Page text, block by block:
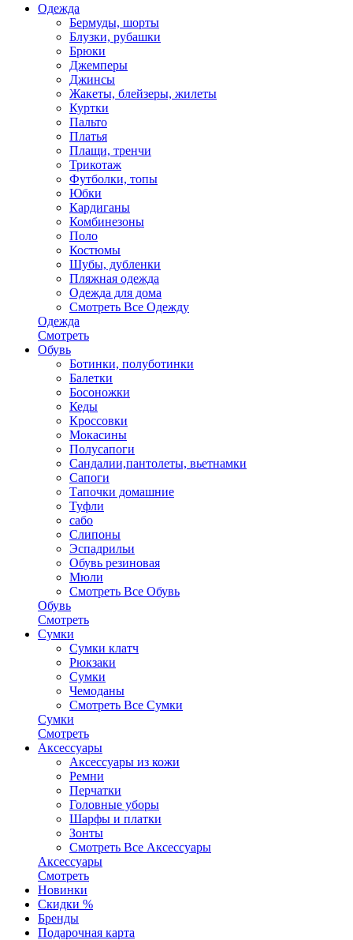
Одежда
Бермуды, шорты
Блузки, рубашки
Брюки
Джемперы
Джинсы
Жакеты, блейзеры, жилеты
Куртки
Пальто
Платья
Плащи, тренчи
Трикотаж
Футболки, топы
Юбки
Кардиганы
Комбинезоны
Поло
Костюмы
Шубы, дубленки
Пляжная одежда
Одежда для дома
Смотреть Все Одежду
Одежда
Смотреть
Обувь
Ботинки, полуботинки
Балетки
Босоножки
Кеды
Кроссовки
Мокасины
Полусапоги
Сандалии,пантолеты, вьетнамки
Сапоги
Тапочки домашние
Туфли
сабо
Слипоны
Эспадрильи
Обувь резиновая
Мюли
Смотреть Все Обувь
Обувь
Смотреть
Сумки
Сумки клатч
Рюкзаки
Сумки
Чемоданы
Смотреть Все Сумки
Сумки
Смотреть
Аксессуары
Аксессуары из кожи
Ремни
Перчатки
Головные уборы
Шарфы и платки
Зонты
Смотреть Все Аксессуары
Аксессуары
Смотреть
Новинки
Скидки %
Бренды
Подарочная карта